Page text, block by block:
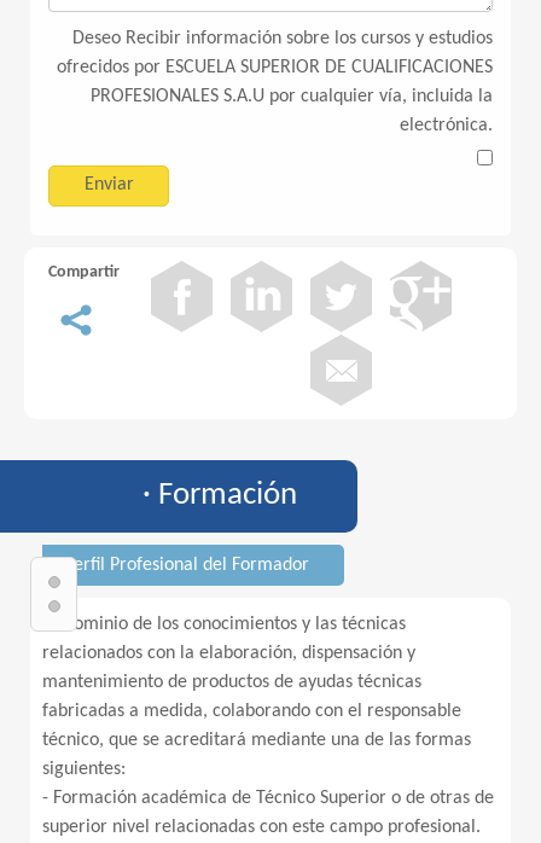
Deseo Recibir información sobre los cursos y estudios
ofrecidos por ESCUELA SUPERIOR DE CUALIFICACIONES
PROFESIONALES S.A.U por cualquier vía, incluida la
electrónica.
Compartir
· Formación
· Perfil Profesional del Formador
1. Dominio de los conocimientos y las técnicas
relacionados con la elaboración, dispensación y
mantenimiento de productos de ayudas técnicas
fabricadas a medida, colaborando con el responsable
técnico, que se acreditará mediante una de las formas
siguientes:
- Formación académica de Técnico Superior o de otras de
superior nivel relacionadas con este campo profesional.